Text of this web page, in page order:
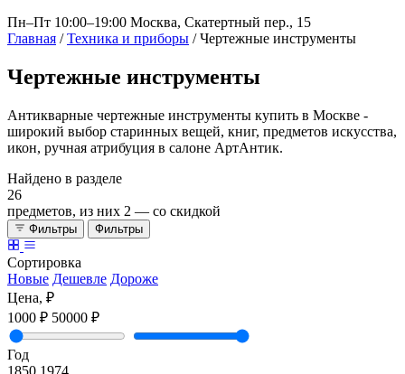
Пн–Пт 10:00–19:00 Москва, Скатертный пер., 15
Главная / Техника и приборы / Чертежные инструменты
Чертежные инструменты
Антикварные чертежные инструменты купить в Москве -
широкий выбор старинных вещей, книг, предметов искусства,
икон, ручная атрибуция в салоне АртАнтик.
Найдено в разделе
26
предметов, из них 2 — со скидкой
Фильтры Фильтры
Сортировка
Новые Дешевле Дороже
Цена, ₽
1000 ₽ 50000 ₽
Год
1850 1974